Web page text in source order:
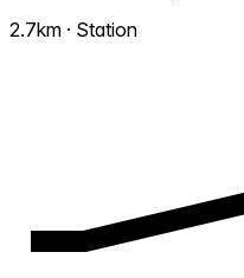
2.7km · Station